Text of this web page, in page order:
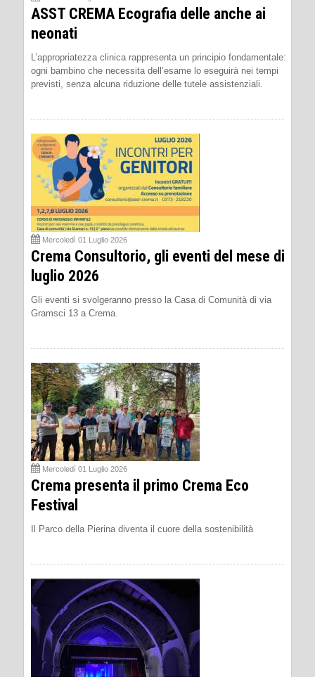
ASST CREMA Ecografia delle anche ai
neonati
L’appropriatezza clinica rappresenta un principio fondamentale:
ogni bambino che necessita dell’esame lo eseguirà nei tempi
previsti, senza alcuna riduzione delle tutele assistenziali.
Mercoledì 01 Luglio 2026
Crema Consultorio, gli eventi del mese di
luglio 2026
Gli eventi si svolgeranno presso la Casa di Comunità di via
Gramsci 13 a Crema.
Mercoledì 01 Luglio 2026
Crema presenta il primo Crema Eco
Festival
Il Parco della Pierina diventa il cuore della sostenibilità